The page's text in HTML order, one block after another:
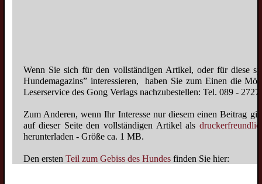
Wenn Sie sich für den vollständigen Artikel, oder für diese
Hundemagazins” interessieren, haben Sie zum Einen die
Leserservice des Gong Verlags nachzubestellen: Tel. 089 -
Zum Anderen, wenn Ihr Interesse nur diesem einen Beitrag
auf dieser Seite den vollständigen Artikel als
herunterladen - Größe ca. 1 MB.
Den ersten Teil zum Gebiss des Hundesfinden Sie hier:
Vorstand
Ziele
2009
2011
Beitrittserklärung
Mittelspitzdeckrüden
Kleinspitzdeckrüden
Deckrüdenvorstellung
Veteranen
Wolfsspitzveteranen
Rassestandard
Der Wolfsspitz
Großspitz
Großspitzbilder
Mittelspitzbilder
Kleinspitzbilder
Zwergspitzbilder
Historische Bilder
Gesundheit
Farbverpaarung